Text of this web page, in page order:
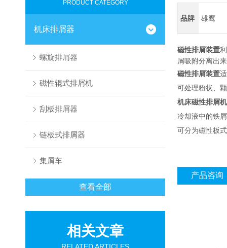
PRODUCT CATEGORY
机床排屑器
螺旋排屑器
磁性辊式排屑机
刮板排屑器
链板式排屑器
集屑车
查看全部
相关文章
品牌 雄鹰
磁性排屑装置
屑吸附分离出
磁性排屑装置
可处理粉状、
机床磁性排屑机
冷却液中的铁
可分为磁性板
产品咨询